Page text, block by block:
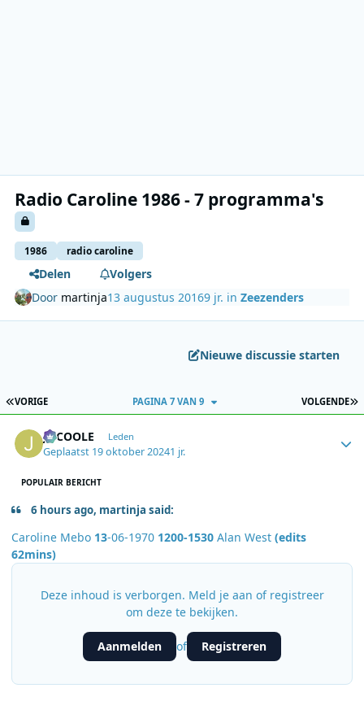
Radio Caroline 1986 - 7 programma's
1986 radio caroline
Delen
Volgers
Door martinja13 augustus 20169 jr. inZeezenders
Nieuwe discussie starten
EERSTE PAGINA
VORIGE VOLGENDE
PAGINA 7 VAN 9
JOCOOLE Leden
Geplaatst 19 oktober 20241 jr.
POPULAIR BERICHT
6 hours ago, martinja said:
Caroline Mebo 13-06-1970 1200-1530 Alan West (edits
62mins)
Deze inhoud is verborgen. Meld je aan of registreer
om deze te bekijken.
Aanmelden of Registreren